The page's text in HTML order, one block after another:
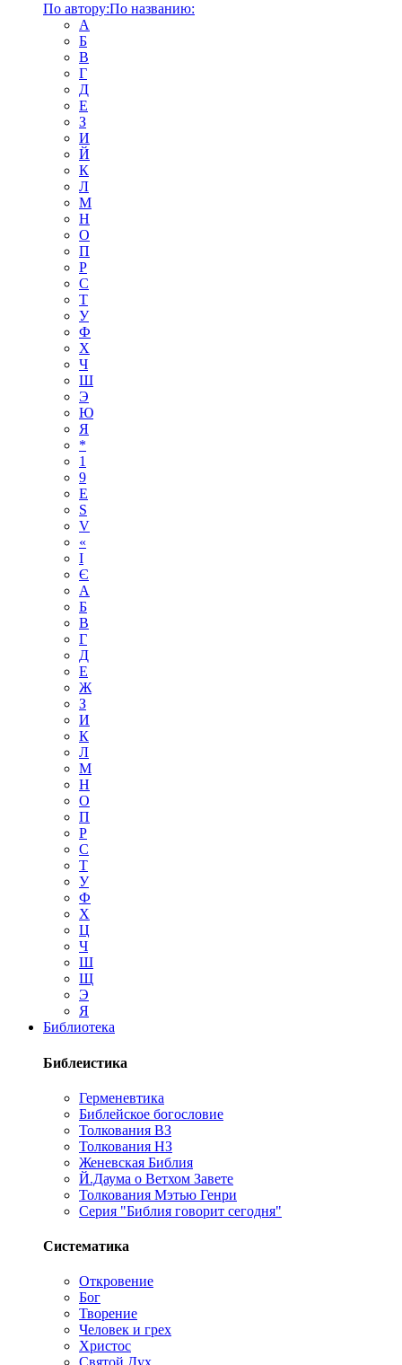
По автору:По названию:
А
Б
В
Г
Д
Е
З
И
Й
К
Л
М
Н
О
П
Р
С
Т
У
Ф
Х
Ч
Ш
Э
Ю
Я
*
1
9
E
S
V
«
І
Є
А
Б
В
Г
Д
Е
Ж
З
И
К
Л
М
Н
О
П
Р
С
Т
У
Ф
Х
Ц
Ч
Ш
Щ
Э
Я
Библиотека
Библеистика
Герменевтика
Библейское богословие
Толкования ВЗ
Толкования НЗ
Женевская Библия
Й.Даума о Ветхом Завете
Толкования Мэтью Генри
Серия "Библия говорит сегодня"
Систематика
Откровение
Бог
Творение
Человек и грех
Христос